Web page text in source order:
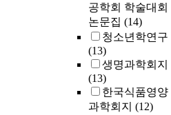
공학회 학술대회
논문집 (14)
청소년학연구
(13)
생명과학회지
(13)
한국식품영양
과학회지 (12)